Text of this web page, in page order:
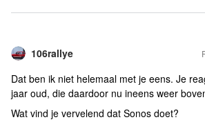
106rallye
Dat ben ik niet helemaal met je eens. Je
jaar oud, die daardoor nu ineens weer
Wat vind je vervelend dat Sonos doet?